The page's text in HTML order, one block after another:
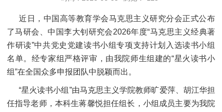
近日，中国高等教育学会马克思主义研究分会正式公布
了马研会、中国李大钊研究会2026年度“马克思主义经典著
作研读”中共党史党建读书小组专项支持计划入选读书小组
名单。经专家组严格评审，由我院师生组建的“星火读书小
组”在全国众多申报团队中脱颖而出。
“星火读书小组”由马克思主义学院教师旷爱萍、胡江华担
任指导老师，本科生蒋馨悦担任组长，小组成员主要为我院